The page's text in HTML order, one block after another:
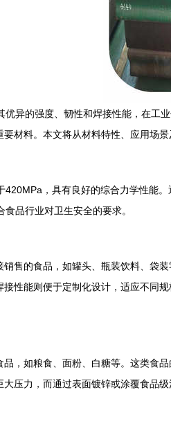
异的强度、韧性和焊接性能，在
材料。本文将从材料特性、应用场景
，具有良好的综合力学性能
品行业对卫生安全的要求。
售的食品，如罐头、瓶装饮料、袋
性能则便于定制化设计，适应不同
，如粮食、面粉、白糖等。这类食
压力，而通过表面镀锌或涂覆食品